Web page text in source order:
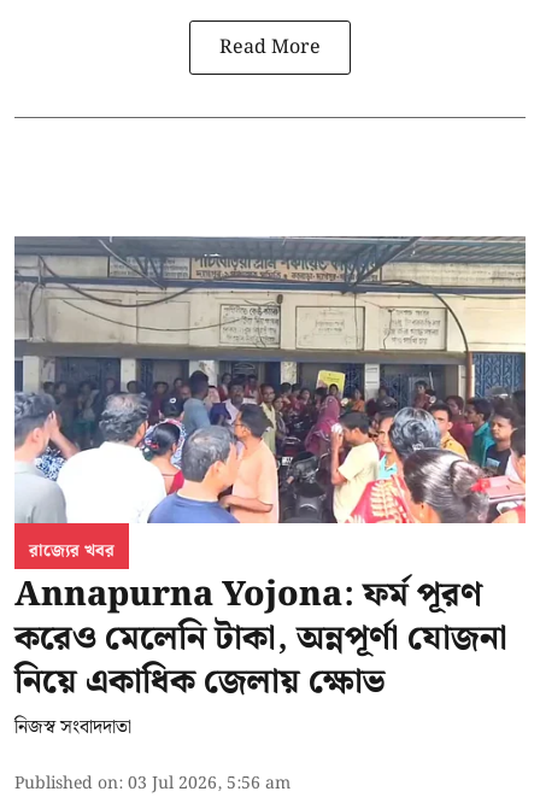
Read More
রাজ্যের খবর
Annapurna Yojona: ফর্ম পূরণ
করেও মেলেনি টাকা, অন্নপূর্ণা যোজনা
নিয়ে একাধিক জেলায় ক্ষোভ
নিজস্ব সংবাদদাতা
Published on:03 Jul 2026, 5:56 am